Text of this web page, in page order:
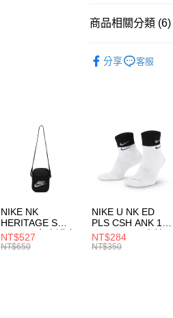
聯邦商業銀行
台新國際商業銀行
【關於「AFTEE先享
３．安心：先確認商
【「AFTEE先享後付
１．於結帳方式選
付」結帳頁面，進行
２．訂單成立數日內
３．收到繳費通知
／ATM／網路銀行／
※ 請注意：結帳手續
絡購買商品的店家。
先享後付繳納相關費
每筆NT$100，滿
每筆NT$100，滿
付款後門市自取
每筆NT$100，滿
商品相關分類 (6)
經典系列
促銷活動 春日
分享 客服
NIKE NK
HERITAGE S
SMIT 男女 側背包
BA5871010
NT$527
NT$650
NIKE U NK ED
PLS CSH ANK 1P
144 DBL 男 中統
襪 DH4058104
NT$284
NT$350